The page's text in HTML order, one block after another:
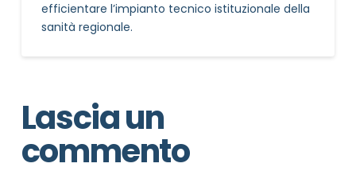
efficientare l’impianto tecnico istituzionale della
sanità regionale.
Lascia un
commento